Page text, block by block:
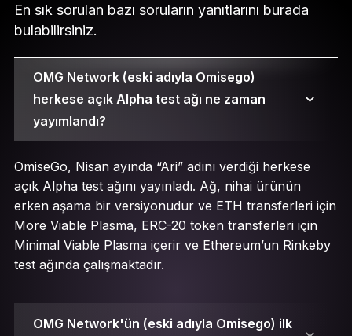
En sık sorulan bazı soruların yanıtlarını burada
bulabilirsiniz.
OMG Network (eski adıyla Omisego)
herkese açık Alpha test ağı ne zaman
yayımlandı?
OmiseGo, Nisan ayında “Ari” adını verdiği herkese
açık Alpha test ağını yayınladı. Ağ, nihai ürünün
erken aşama bir versiyonudur ve ETH transferleri için
More Viable Plasma, ERC-20 token transferleri için
Minimal Viable Plasma içerir ve Ethereum’un Rinkeby
test ağında çalışmaktadır.
OMG Network'ün (eski adıyla Omisego) ilk